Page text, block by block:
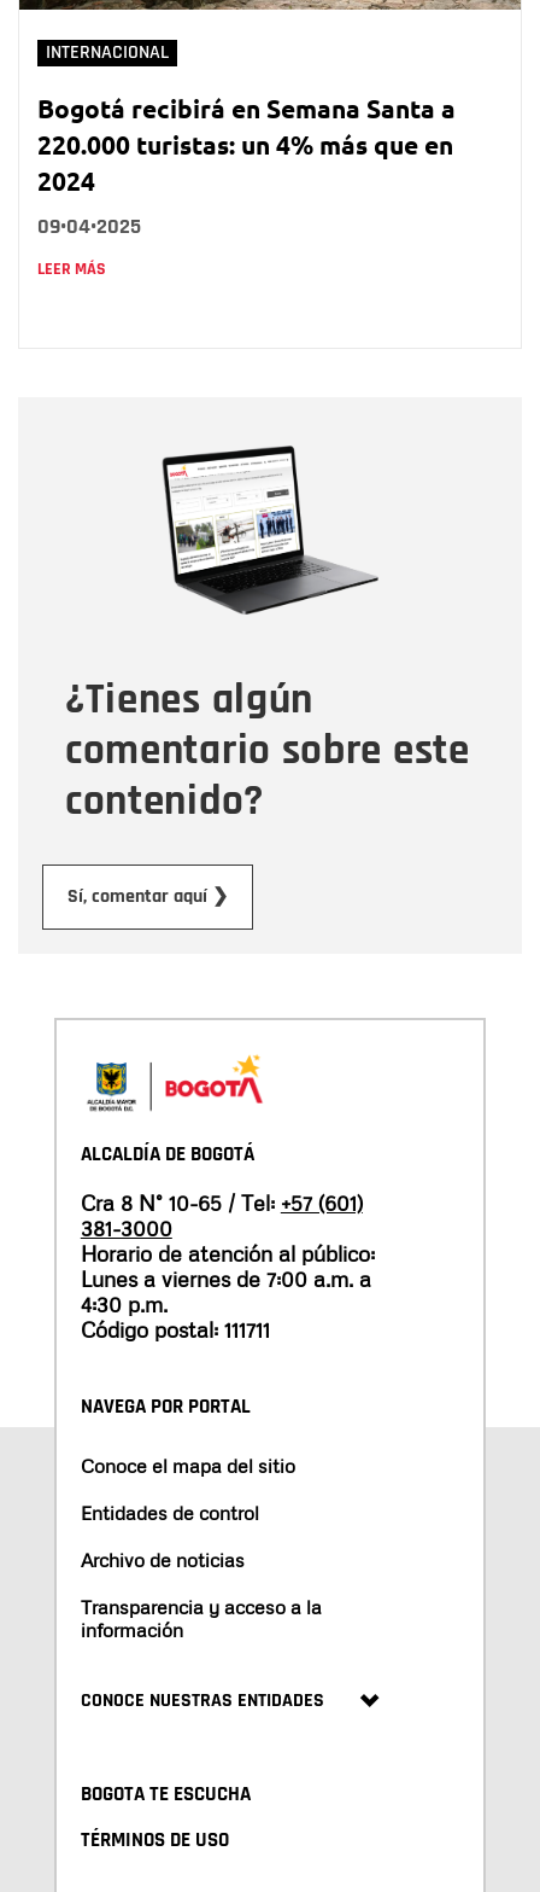
INTERNACIONAL
Bogotá recibirá en Semana Santa a
220.000 turistas: un 4% más que en
2024
09•04•2025
LEER MÁS
¿Tienes algún
comentario sobre este
contenido?
Sí, comentar aquí ❯
Correo electrónico
Tipo de comentario
Mensaje
ALCALDÍA DE BOGOTÁ
Cra 8 N° 10-65 / Tel: +57 (601)
381-3000
Horario de atención al público:
Lunes a viernes de 7:00 a.m. a
4:30 p.m.
Código postal: 111711
NAVEGA POR PORTAL
Conoce el mapa del sitio
Entidades de control
Archivo de noticias
Transparencia y acceso a la
información
CONOCE NUESTRAS ENTIDADES
BOGOTA TE ESCUCHA
TÉRMINOS DE USO